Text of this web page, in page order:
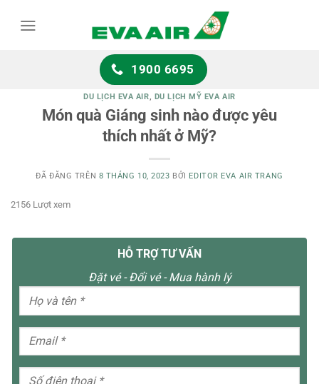
1900 6695
DU LỊCH EVA AIR, DU LỊCH MỸ EVA AIR
Món quà Giáng sinh nào được yêu
thích nhất ở Mỹ?
ĐÃ ĐĂNG TRÊN 8 THÁNG 10, 2023 BỞI EDITOR EVA AIR TRANG
2156 Lượt xem
HỖ TRỢ TƯ VẤN
Đặt vé - Đổi vé - Mua hành lý